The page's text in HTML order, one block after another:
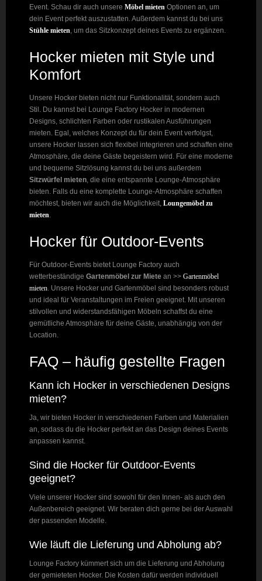
Event. Schau dir auch unsere Möbel mieten Optionen an, um
dein Event perfekt auszustatten. Außerdem kannst du bei uns
Stühle mieten, um das Sitzkonzept deines Events zu ergänzen.
Hocker mieten mit Style und
Komfort
Unsere Hocker bieten nicht nur Funktionalität, sondern auch
Stil. Du kannst bei Lounge Factory Hocker in modernen
Designs, schlichten Farben oder rustikalen Ausführungen
mieten. Egal, welches Konzept du für dein Event verfolgst,
unsere Hocker lassen sich flexibel integrieren und schaffen eine
Atmosphäre, die deine Gäste begeistern wird. Für eine moderne
und bequeme Sitzlösung kannst du bei uns außerdem
Sitzwürfel mieten, die eine entspannte Lounge-Atmosphäre
bieten. Falls du eine komplette Lounge-Atmosphäre schaffen
möchtest, bieten wir auch die Möglichkeit, Loungemöbel zu
mieten.
Hocker für Outdoor-Events
Für Outdoor-Events bietet Lounge Factory auch
wetterbeständige Gartenmöbel zur Miete an >> Gartenmöbel
mieten. Unsere Hocker und Gartenmöbel sind besonders robust
und ideal für Veranstaltungen im Freien geeignet. Mit unseren
stilvollen und widerstandsfähigen Möbeln schaffst du eine
gemütliche Atmosphäre für deine Gäste, unabhängig von der
Location.
FAQ – häufig gestellte Fragen
Kann ich Hocker in verschiedenen Designs
mieten?
Ja, wir bieten Hocker in verschiedenen Farben und Materialien
an, sodass du die Hocker perfekt an das Design deines Events
anpassen kannst.
Sind die Hocker für Outdoor-Events
geeignet?
Viele unserer Hocker sind sowohl für den Innen- als auch den
Außenbereich geeignet. Wir beraten dich gerne bei der Auswahl
der passenden Modelle.
Wie läuft die Lieferung und Abholung ab?
Lounge Factory kümmert sich um die Lieferung und Abholung
der gemieteten Hocker. Die Kosten dafür werden individuell